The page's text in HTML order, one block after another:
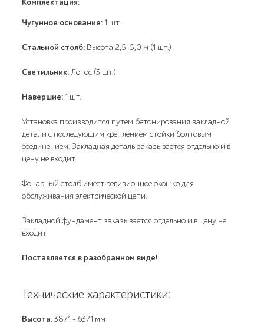
Комплектация:
Чугунное основание:1 шт.
Стальной столб: Высота 2,5-5,0 м (1 шт.)
Светильник:Лотос (3 шт.)
Навершие:1 шт.
Установка производится путем бетонирования закладной
детали с последующим креплением стойки болтовым
соединением. Закладная деталь заказывается отдельно и в
цену не входит.
Фонарный столб имеет ревизионное окошко для
обслуживания электрической цепи.
Закладной фундамент заказывается отдельно и в цену не
входит.
Поставляется в разобранном виде!
Технические характеристики:
Высота:3871 - 6371 мм